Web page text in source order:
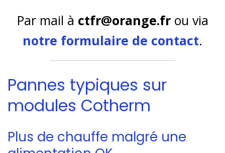
Par mail à ctfr@orange.frou via
notre formulaire de contact.
Pannes typiques sur
modules Cotherm
Plus de chauffe malgré une